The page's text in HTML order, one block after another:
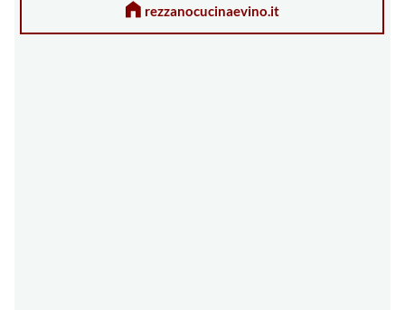
rezzanocucinaevino.it